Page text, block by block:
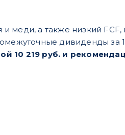
меди, а также низкий FCF,
дивиденды за
10 219 руб. и